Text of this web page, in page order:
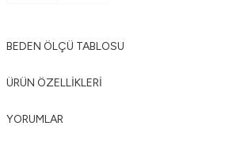
BEDEN ÖLÇÜ TABLOSU
ÜRÜN ÖZELLIKLERI
YORUMLAR